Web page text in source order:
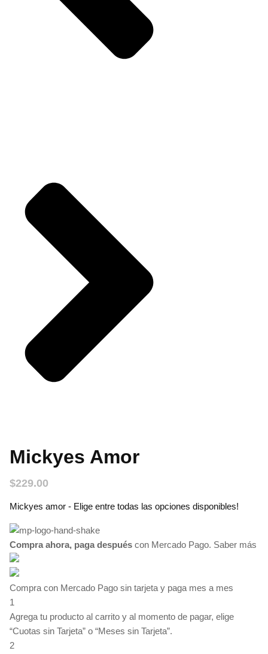
Mickyes Amor
$229.00
Mickyes amor - Elige entre todas las opciones disponibles!
Compra ahora, paga después con Mercado Pago. Saber más
Compra con Mercado Pago sin tarjeta y paga mes a mes
1
Agrega tu producto al carrito y al momento de pagar, elige
“Cuotas sin Tarjeta” o “Meses sin Tarjeta”.
2